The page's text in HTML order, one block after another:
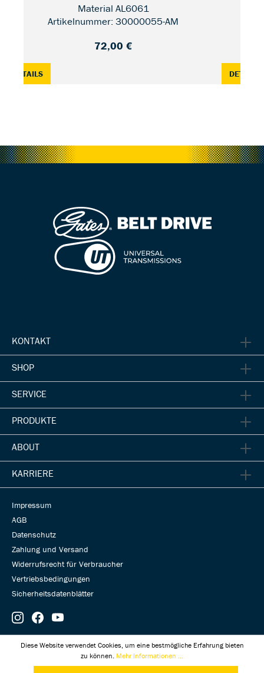
Material AL6061
Artikelnummer: 30000055-AM
72,00 €
DETAILS: SPRING TENSION TESTER — 550 MM DETAILS
KONTAKT
SHOP
SERVICE
PRODUKTE
ABOUT
KARRIERE
Impressum
AGB
Datenschutz
Zahlung und Versand
Widerrufsrecht für Verbraucher
Vertriebsbedingungen
Sicherheitsdatenblätter
Diese Website verwendet Cookies, um eine bestmögliche Erfahrung bieten
zu können. Mehr Informationen ...